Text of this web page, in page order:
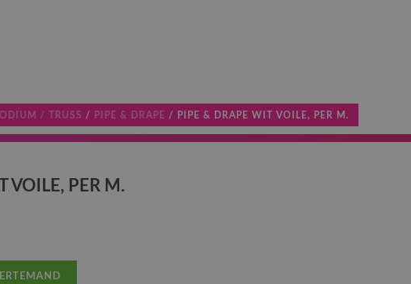
/ TRUSS / PIPE & DRAPE / PIPE & DRAPE WIT VOILE, PER M.
VOILE, PER M.